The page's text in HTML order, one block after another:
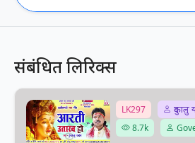
संबंधित लिरिक्स
LK297 दुकालु
8.7k